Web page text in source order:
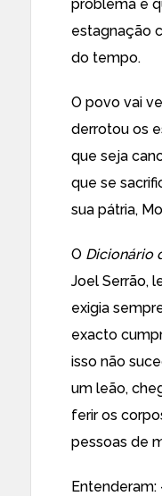
problema é
estagnação
do tempo.
O povo vai
derrotou os
que seja
que se
sua pátria,
O Dicionário
Joel Serrão,
exigia
exacto
isso não
um leão,
ferir os
pessoas de
Entenderam: